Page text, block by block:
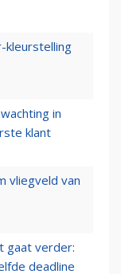
kleurstelling
in
klant
vliegveld van
gaat verder:
deadline